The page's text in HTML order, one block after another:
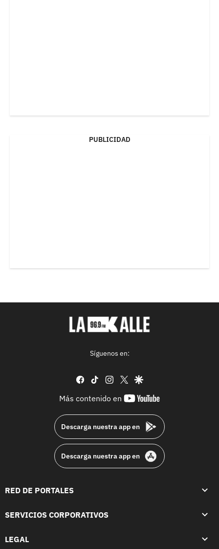
PUBLICIDAD
Síguenos en:
facebook
tiktok instagram
twittergoogle
Más contenido en
youtube-
Descarga nuestra app en
Descarga nuestra app en
RED DE PORTALES
SERVICIOS CORPORATIVOS
LEGAL